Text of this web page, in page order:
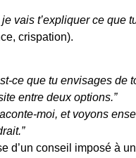
je vais t’expliquer ce que
crispation).
ce que tu envisages de
entre deux options.”
moi, et voyons
d’un conseil imposé à